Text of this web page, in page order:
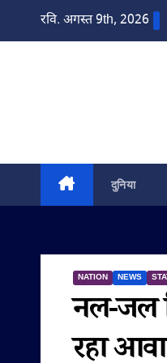
रवि. अगस्त 9th, 2026
दुनिया
NATION NEWS
नल-जल
रहा